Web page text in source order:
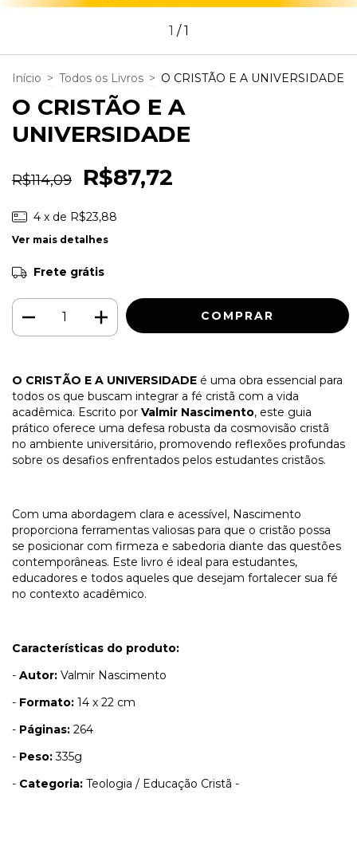
1 /1
Início > Todos os Livros > O CRISTÃO E A UNIVERSIDADE
O CRISTÃO E A
UNIVERSIDADE
R$114,09 R$87,72
4 x de R$23,88
Ver mais detalhes
Frete grátis
O CRISTÃO E A UNIVERSIDADE é uma obra essencial para
todos os que buscam integrar a fé cristã com a vida
acadêmica. Escrito por Valmir Nascimento, este guia
prático oferece uma defesa robusta da cosmovisão cristã
no ambiente universitário, promovendo reflexões profundas
sobre os desafios enfrentados pelos estudantes cristãos.
Com uma abordagem clara e acessível, Nascimento
proporciona ferramentas valiosas para que o cristão possa
se posicionar com firmeza e sabedoria diante das questões
contemporâneas. Este livro é ideal para estudantes,
educadores e todos aqueles que desejam fortalecer sua fé
no contexto acadêmico.
Características do produto:
- Autor: Valmir Nascimento
- Formato: 14 x 22 cm
- Páginas: 264
- Peso:335g
- Categoria: Teologia / Educação Cristã -